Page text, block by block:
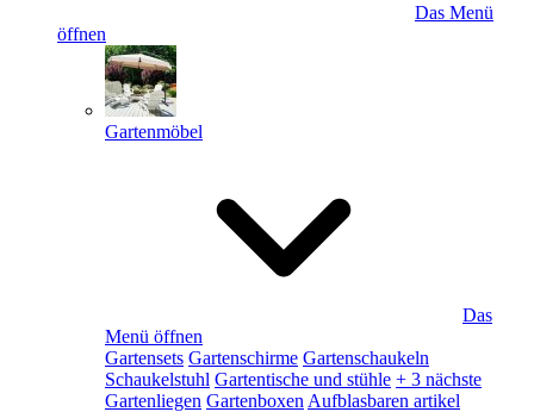
Das Menü
öffnen
Gartenmöbel
Das
Menü öffnen
Gartensets Gartenschirme Gartenschaukeln
Schaukelstuhl Gartentische und stühle + 3 nächste
Gartenliegen Gartenboxen Aufblasbaren artikel